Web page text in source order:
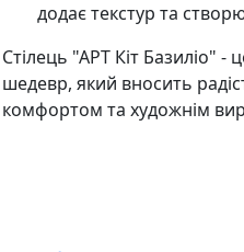
додає текстур та
Стілець "АРТ Кіт Базиліо"
шедевр, який вносить
комфортом та художнім